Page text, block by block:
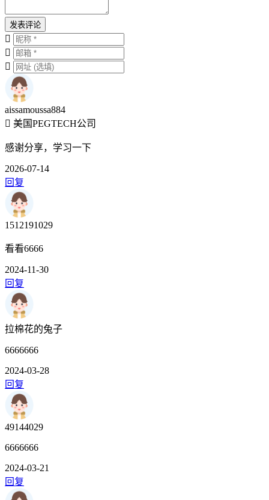
发表评论
aissamoussa884
美国PEGTECH公司
感谢分享，学习一下
2026-07-14
回复
1512191029
看看6666
2024-11-30
回复
拉棉花的兔子
6666666
2024-03-28
回复
49144029
6666666
2024-03-21
回复